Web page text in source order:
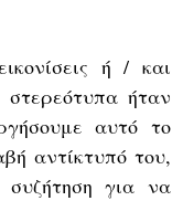
ή / και
ήταν
αυτό το
αντίκτυπό του,
για να